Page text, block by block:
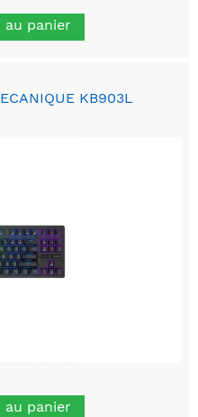
au panier
KB903L
panier